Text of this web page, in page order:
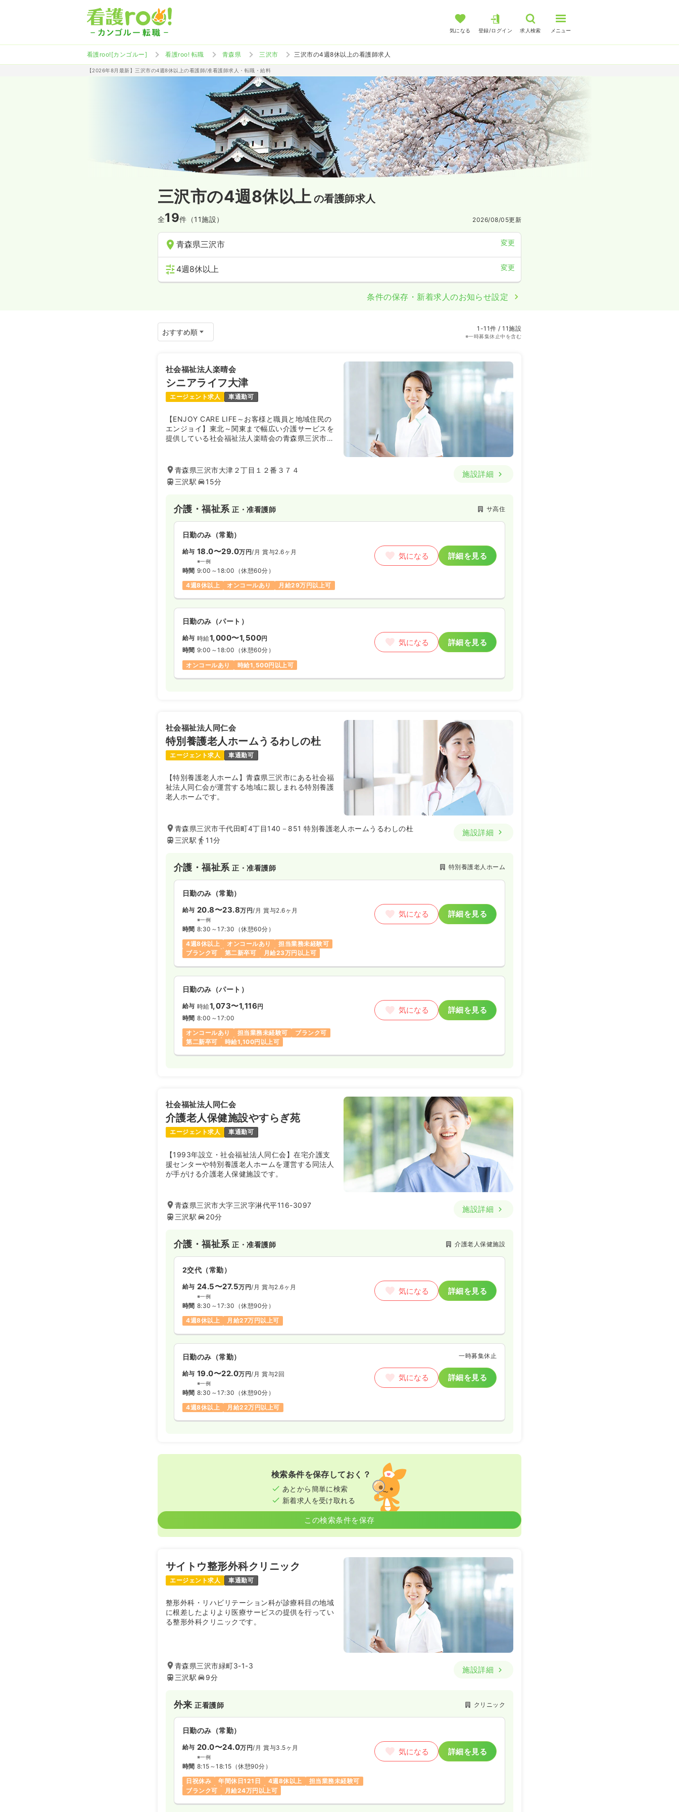
気になる 登録/ログイン 求人検索 メニュー
看護roo![カンゴルー] 看護roo! 転職 青森県 三沢市 三沢市の4週8休以上の看護師求人
【2026年8月最新】三沢市の4週8休以上の看護師/准看護師求人・転職・給料
三沢市の4週8休以上 の看護師求人
全19件（11施設） 2026/08/05更新
青森県三沢市 変更
4週8休以上 変更
条件の保存・新着求人のお知らせ設定
1-11件 / 11施設
※一時募集休止中を含む
社会福祉法人楽晴会
シニアライフ大津
エージェント求人 車通勤可
【ENJOY CARE LIFE～お客様と職員と地域住民の
エンジョイ】東北～関東まで幅広い介護サービスを
提供している社会福祉法人楽晴会の青森県三沢市に
青森県三沢市大津２丁目１２番３７４
三沢駅
15分
施設詳細
介護・福祉系正・准看護師 サ高住
日勤のみ（常勤）
給与 18.0〜29.0万円/月 賞与2.6ヶ月
※一例
時間 9:00～18:00 （休憩60分）
4週8休以上
オンコールあり 月給29万円以上可
気になる 詳細を見る
日勤のみ（パート）
給与 時給1,000〜1,500円
時間 9:00～18:00 （休憩60分）
オンコールあり
時給1,500円以上可
気になる 詳細を見る
社会福祉法人同仁会
特別養護老人ホームうるわしの杜
エージェント求人 車通勤可
【特別養護老人ホーム】青森県三沢市にある社会福
祉法人同仁会が運営する地域に親しまれる特別養護
老人ホームです。
青森県三沢市千代田町4丁目140－851 特別養護老人ホームうるわしの杜
三沢駅
11分
施設詳細
介護・福祉系正・准看護師 特別養護老人ホーム
日勤のみ（常勤）
給与 20.8〜23.8万円/月 賞与2.6ヶ月
※一例
時間 8:30～17:30 （休憩60分）
4週8休以上
オンコールあり
担当業務未経験可
ブランク可
第二新卒可 月給23万円以上可
気になる 詳細を見る
日勤のみ（パート）
給与 時給1,073〜1,116円
時間 8:00～17:00
オンコールあり
担当業務未経験可
ブランク可
第二新卒可
時給1,100円以上可
気になる 詳細を見る
社会福祉法人同仁会
介護老人保健施設やすらぎ苑
エージェント求人 車通勤可
【1993年設立・社会福祉法人同仁会】在宅介護支
援センターや特別養護老人ホームを運営する同法人
が手がける介護老人保健施設です。
青森県三沢市大字三沢字淋代平116-3097
三沢駅
20分
施設詳細
介護・福祉系正・准看護師 介護老人保健施設
2交代（常勤）
給与 24.5〜27.5万円/月 賞与2.6ヶ月
※一例
時間 8:30～17:30 （休憩90分）
4週8休以上
月給27万円以上可
気になる 詳細を見る
日勤のみ（常勤） 一時募集休止
給与 19.0〜22.0万円/月 賞与2回
※一例
時間 8:30～17:30 （休憩90分）
4週8休以上
月給22万円以上可
気になる 詳細を見る
検索条件を保存しておく？
あとから簡単に検索
新着求人を受け取れる
この検索条件を保存
サイトウ整形外科クリニック
エージェント求人 車通勤可
整形外科・リハビリテーション科が診療科目の地域
に根差したよりより医療サービスの提供を行ってい
る整形外科クリニックです。
青森県三沢市緑町3-1-3
三沢駅
9分
施設詳細
外来正看護師 クリニック
日勤のみ（常勤）
給与 20.0〜24.0万円/月 賞与3.5ヶ月
※一例
時間 8:15～18:15 （休憩90分）
日祝休み
年間休日121日 4週8休以上
担当業務未経験可
ブランク可
月給24万円以上可
気になる 詳細を見る